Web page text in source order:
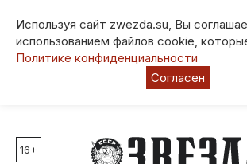
Используя сайт zwezda.su, Вы
использованием файлов cookie,
Политике конфиденциальности
Согласен
Главные темы
16+